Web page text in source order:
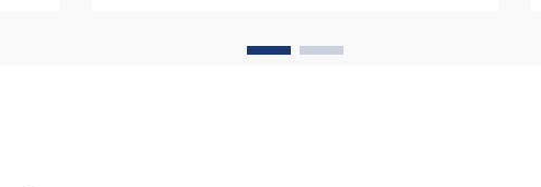
som balanserar kvalitet, skalan och